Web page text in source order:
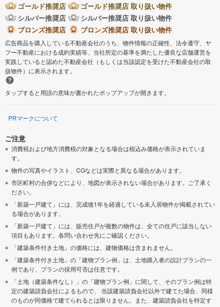
ゴールド推奨店
ゴールド推奨店 取り扱い物件
シルバー推奨店
シルバー推奨店 取り扱い物件
ブロンズ推奨店
ブロンズ推奨店 取り扱い物件
広告商品を購入している不動産会社のうち、物件情報の正確性、法令遵守、ヤ
フー不動産における成約実績等、当社所定の基準を満たした優良な店舗運営を
実践していると認めた不動産会社（もしくは当該認定を受けた不動産会社の取
扱物件）に表示されます。
タップすると用語の意味が書かれたポップアップが開きます。
PRマークについて
ご注意
消費税および地方消費税の対象となる場合は税込み価格が表示されていま
す。
物件の写真やイラスト、CGなどは実際と異なる場合があります。
市区町村の合併などにより、地図が表示されない場合があります。ご了承く
ださい。
「新築一戸建て」には、完成後1年を経過している未入居物件が掲載されてい
る場合があります。
「新築一戸建て」には、販売住戸が複数の物件は、全ての住戸に該当しない
項目もあります。各問い合わせ先にご確認ください。
「建築条件付き土地」の価格には、建物価格は含まれません。
「建築条件付き土地」の「建物プラン例」は、土地購入者の設計プランの一
例であり、プランの採用可否は任意です。
「土地（建築条件なし）」の「建物プラン例」に関して、そのプラン例は特
定の建築請負会社によるもので、 当該建築請負会社以外で建てた場合、同様
のものが同価格で建てられるとは限りません。また、建築請負会社を特定す